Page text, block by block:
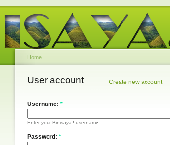
Home
User account Create new account
Username: *
Enter your Binisaya ! username.
Password: *